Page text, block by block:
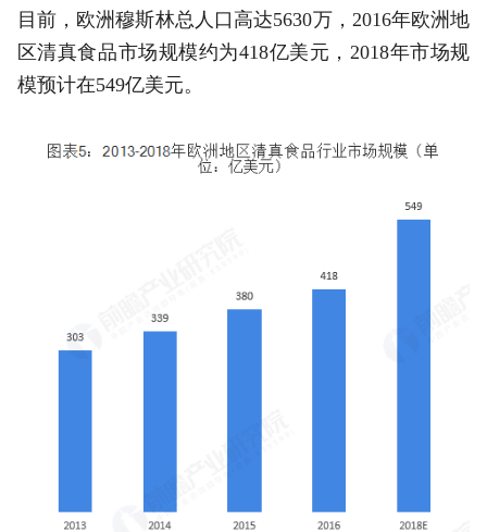
目前，欧洲穆斯林总人口高达5630万，2016年欧洲地
区清真食品市场规模约为418亿美元，2018年市场规
模预计在549亿美元。